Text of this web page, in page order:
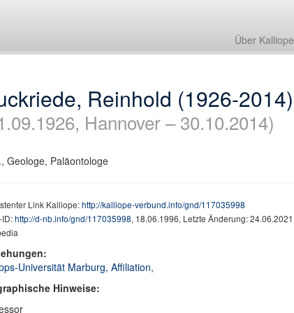
Über Kalliope
Reinhold (1926-2014)
Hannover – 30.10.2014)
Geologe, Paläontologe
Link Kalliope:http://kalliope-verbund.info/gnd/117035998
http://d-nb.info/gnd/117035998, 18.06.1996, Letzte Änderung: 24.06.2021
Universität Marburg, Affiliation,
Hinweise: